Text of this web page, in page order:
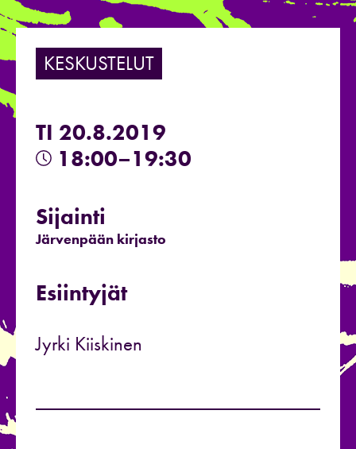
KESKUSTELUT
TI 20.8.2019
18:00–19:30
Sijainti
Järvenpään kirjasto
Esiintyjät
Jyrki Kiiskinen